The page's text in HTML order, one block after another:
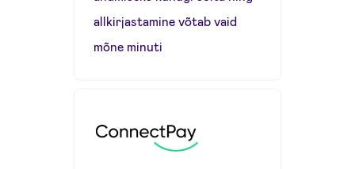
allkirjastamine võtab vaid
mõne minuti